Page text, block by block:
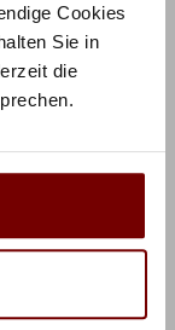
Cookies
Sie in
die